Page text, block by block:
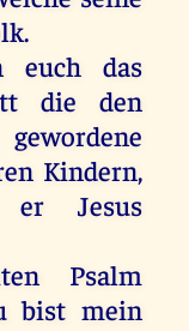
.
euch
das
die
den
Kindern,
er
Jesus
Psalm
bist mein